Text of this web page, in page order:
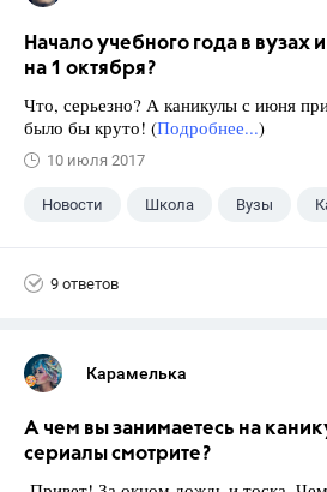
Начало учебного года в вузах
на 1 октября?
Что, серьезно? А каникулы с июня
было бы круто! (Подробнее...)
10 июля 2017
Новости Школа Вузы
9 ответов
Карамелька
А чем вы занимаетесь на
сериалы смотрите?